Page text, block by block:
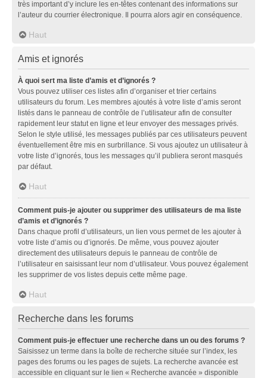
très important d’y inclure les en-têtes contenant des informations sur
l’auteur du courrier électronique. Il pourra alors agir en conséquence.
Haut
Amis et ignorés
À quoi sert ma liste d’amis et d’ignorés ?
Vous pouvez utiliser ces listes afin d’organiser et trier certains
utilisateurs du forum. Les membres ajoutés à votre liste d’amis seront
listés dans le panneau de contrôle de l’utilisateur afin de consulter
rapidement leur statut en ligne et leur envoyer des messages privés.
Selon le style utilisé, les messages publiés par ces utilisateurs peuvent
éventuellement être mis en surbrillance. Si vous ajoutez un utilisateur à
votre liste d’ignorés, tous les messages qu’il publiera seront masqués
par défaut.
Haut
Comment puis-je ajouter ou supprimer des utilisateurs de ma liste
d’amis et d’ignorés ?
Dans chaque profil d’utilisateurs, un lien vous permet de les ajouter à
votre liste d’amis ou d’ignorés. De même, vous pouvez ajouter
directement des utilisateurs depuis le panneau de contrôle de
l’utilisateur en saisissant leur nom d’utilisateur. Vous pouvez également
les supprimer de vos listes depuis cette même page.
Haut
Recherche dans les forums
Comment puis-je effectuer une recherche dans un ou des forums ?
Saisissez un terme dans la boîte de recherche située sur l’index, les
pages des forums ou les pages de sujets. La recherche avancée est
accessible en cliquant sur le lien « Recherche avancée » disponible